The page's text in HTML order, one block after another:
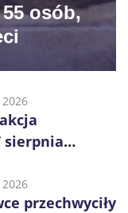
osób,
sierpnia
przechwyciły